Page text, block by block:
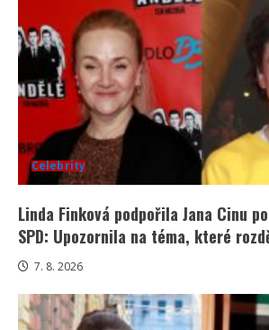
Celebrity
Linda Finková podpořila Jana Cinu
SPD: Upozornila na téma, které
7. 8. 2026